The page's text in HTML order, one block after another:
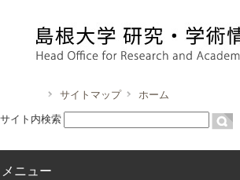
サイトマップ
ホーム
サイト内検索
メニュー